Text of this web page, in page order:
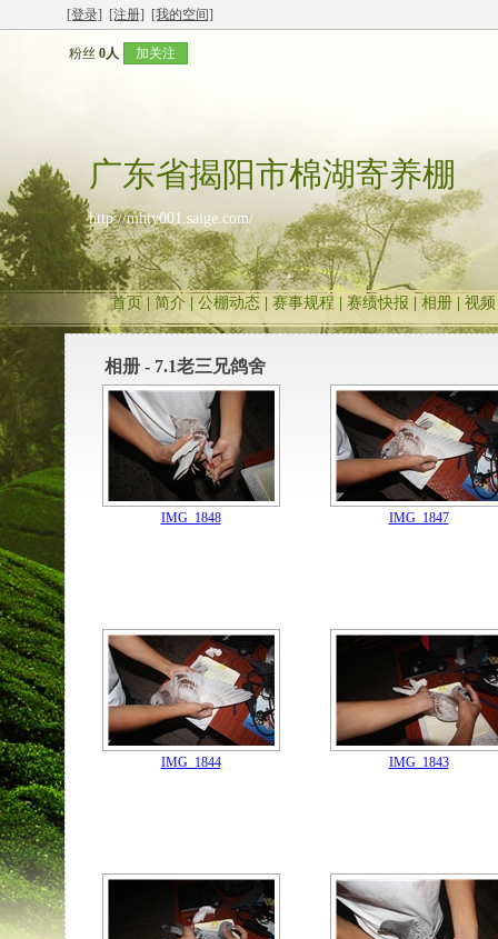
[登录] [注册] [我的空间]
粉丝 0人 加关注
广东省揭阳市棉湖寄养棚
http://mhty001.saige.com/
首页 | 简介 公棚动态 赛事规程 赛绩快报 相册 视频
相册 - 7.1老三兄鸽舍
IMG_1848 IMG_1847
IMG_1844 IMG_1843